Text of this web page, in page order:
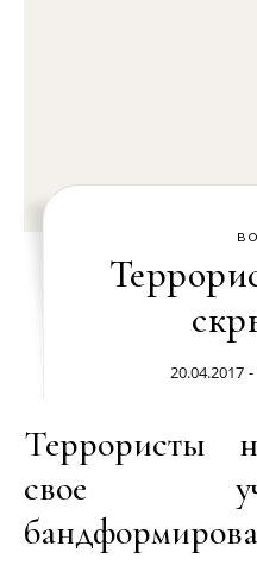
20.04.2017
Террористы
свое